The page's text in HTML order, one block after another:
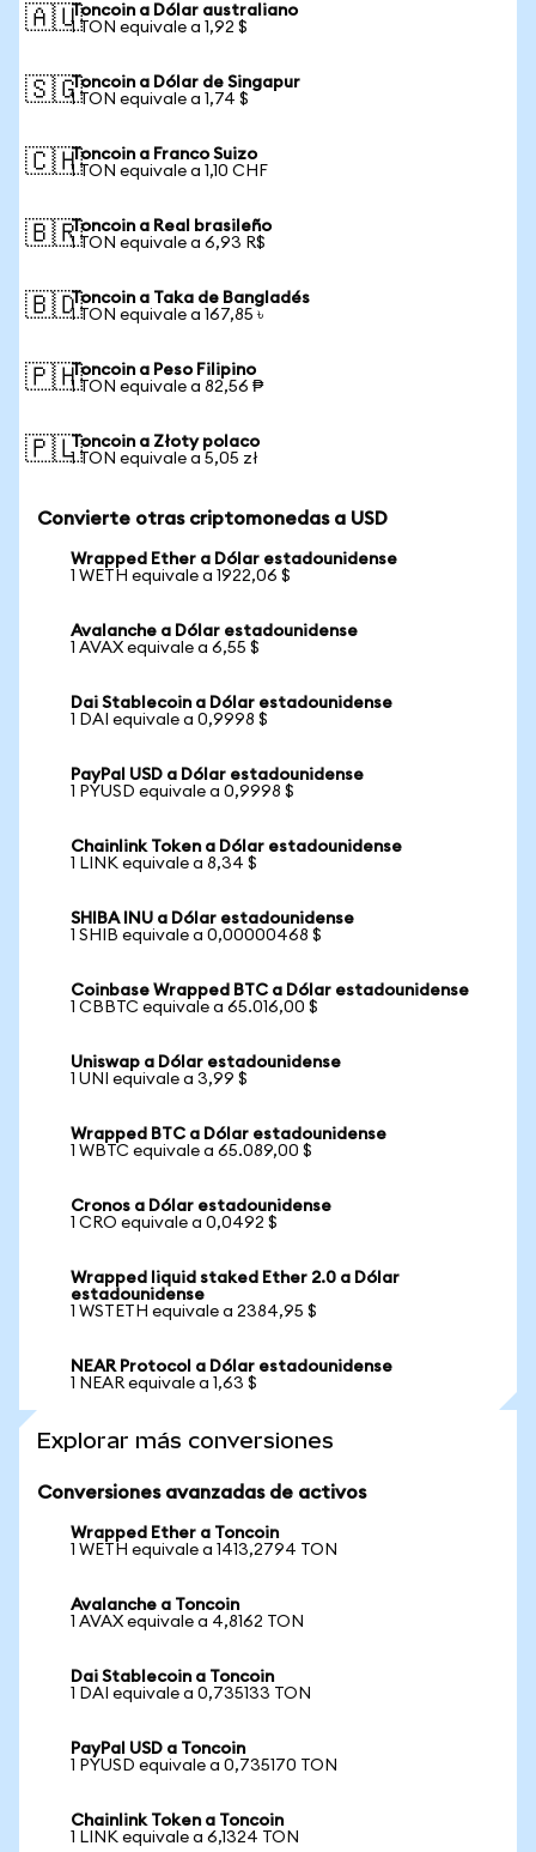
🇦🇺Toncoin a Dólar australiano
1 TON equivale a 1,92 $
🇸🇬Toncoin a Dólar de Singapur
1 TON equivale a 1,74 $
🇨🇭Toncoin a Franco Suizo
1 TON equivale a 1,10 CHF
🇧🇷Toncoin a Real brasileño
1 TON equivale a 6,93 R$
🇧🇩Toncoin a Taka de Bangladés
1 TON equivale a 167,85 ৳
🇵🇭Toncoin a Peso Filipino
1 TON equivale a 82,56 ₱
🇵🇱Toncoin a Złoty polaco
1 TON equivale a 5,05 zł
Convierte otras criptomonedas a USD
Wrapped Ether a Dólar estadounidense
1 WETH equivale a 1922,06 $
Avalanche a Dólar estadounidense
1 AVAX equivale a 6,55 $
Dai Stablecoin a Dólar estadounidense
1 DAI equivale a 0,9998 $
PayPal USD a Dólar estadounidense
1 PYUSD equivale a 0,9998 $
Chainlink Token a Dólar estadounidense
1 LINK equivale a 8,34 $
SHIBA INU a Dólar estadounidense
1 SHIB equivale a 0,00000468 $
Coinbase Wrapped BTC a Dólar estadounidense
1 CBBTC equivale a 65.016,00 $
Uniswap a Dólar estadounidense
1 UNI equivale a 3,99 $
Wrapped BTC a Dólar estadounidense
1 WBTC equivale a 65.089,00 $
Cronos a Dólar estadounidense
1 CRO equivale a 0,0492 $
Wrapped liquid staked Ether 2.0 a Dólar
estadounidense
1 WSTETH equivale a 2384,95 $
NEAR Protocol a Dólar estadounidense
1 NEAR equivale a 1,63 $
Explorar más conversiones
Conversiones avanzadas de activos
Wrapped Ether a Toncoin
1 WETH equivale a 1413,2794 TON
Avalanche a Toncoin
1 AVAX equivale a 4,8162 TON
Dai Stablecoin a Toncoin
1 DAI equivale a 0,735133 TON
PayPal USD a Toncoin
1 PYUSD equivale a 0,735170 TON
Chainlink Token a Toncoin
1 LINK equivale a 6,1324 TON